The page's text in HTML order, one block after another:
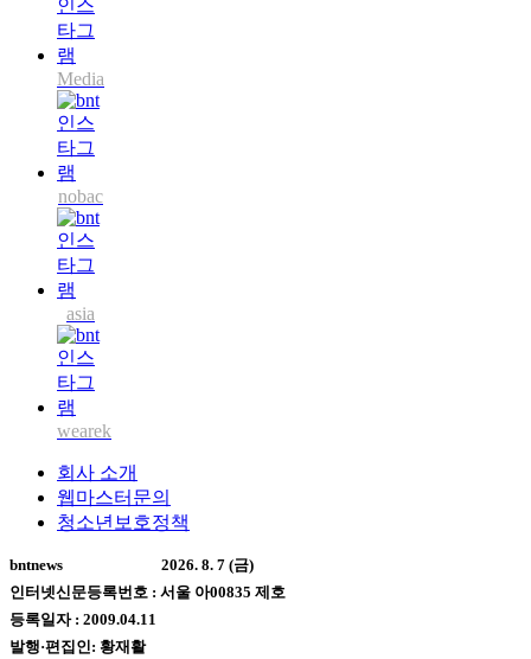
Media
nobac
asia
wearek
회사 소개
웹마스터문의
청소년보호정책
bntnews
2026. 8. 7 (금)
인터넷신문등록번호 : 서울 아00835 제호
등록일자 : 2009.04.11
발행·편집인: 황재활